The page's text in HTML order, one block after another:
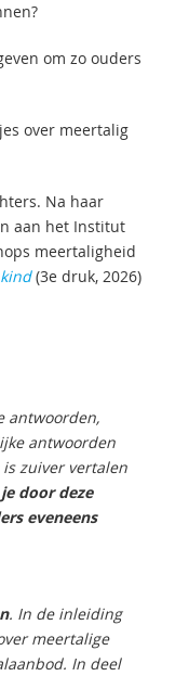
om zo ouders
over meertalig
Na haar
aan het Institut
meertaligheid
(3e druk, 2026)
antwoorden,
antwoorden
is zuiver vertalen
door deze
eveneens
. In de inleiding
meertalige
In deel